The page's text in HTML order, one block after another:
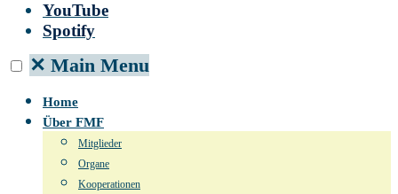
YouTube
Spotify
✕ Main Menu
Home
Über FMF
Mitglieder
Organe
Kooperationen